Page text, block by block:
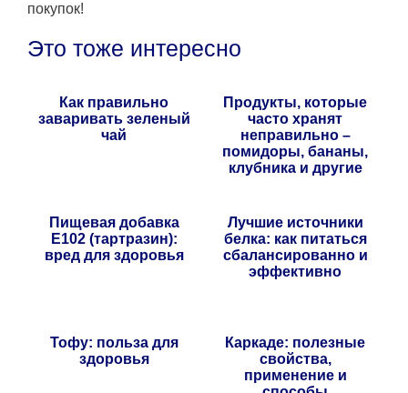
покупок!
Это тоже интересно
Как правильно
заваривать зеленый
чай
Продукты, которые
часто хранят
неправильно –
помидоры, бананы,
клубника и другие
Пищевая добавка
E102 (тартразин):
вред для здоровья
Лучшие источники
белка: как питаться
сбалансированно и
эффективно
Тофу: польза для
здоровья
Каркаде: полезные
свойства,
применение и